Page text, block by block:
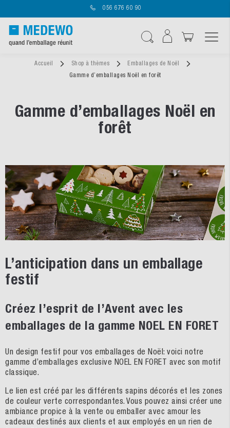
056 676 60 90
Accueil Shop à thèmes
Emballages de Noël
Gamme d’emballages Noël en forêt
Gamme d’emballages Noël en
forêt
L’anticipation dans un emballage
festif
Créez l’esprit de l’Avent avec les
emballages de la gamme NOEL EN FORET
Un design festif pour vos emballages de Noël: voici notre
gamme d’emballages exclusive NOEL EN FORET avec son motif
classique.
Le lien est créé par les différents sapins décorés et les zones
de couleur verte correspondantes. Vous pouvez ainsi créer une
ambiance propice à la vente ou emballer avec amour les
cadeaux destinés aux clients et aux employés en un rien de